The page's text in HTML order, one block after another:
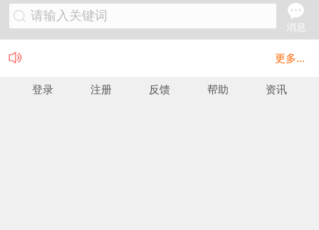
请输入关键词
消息
更多...
登录 注册 反馈 帮助 资讯